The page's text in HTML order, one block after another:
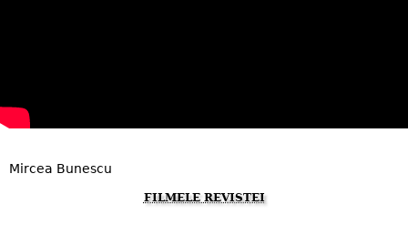
Mircea Bunescu
FILMELE REVISTEI